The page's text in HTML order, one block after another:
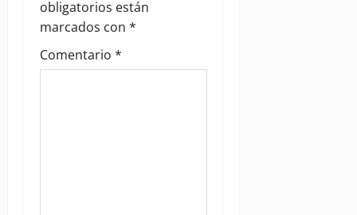
t
i
obligatorios están
marcados con *
Comentario *